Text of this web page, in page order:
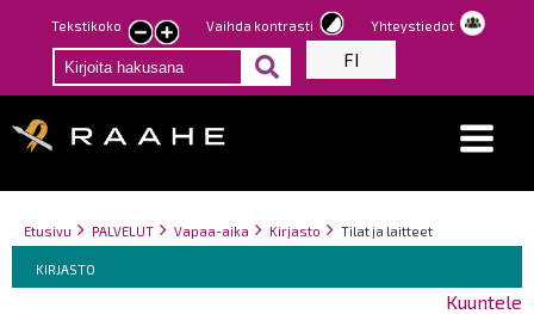
Hyppää
pääsisältöön
Tekstikoko
Pienennä
tekstin
kokoa
Suurenna
tekstin
kokoa
Vaihda kontrasti Yhteystiedot
FI
Breadcrumbs
You
here:
Etusivu PALVELUT Vapaa-aika Kirjasto Tilat ja laitteet
Breadcrumbs
You
are
KIRJASTO
Kuuntele